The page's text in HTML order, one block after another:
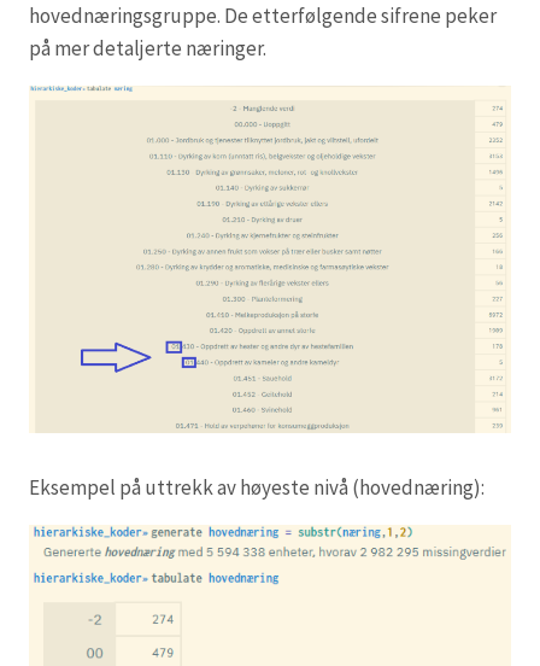
hovednæringsgruppe. De etterfølgende sifrene peker
på mer detaljerte næringer.
Eksempel på uttrekk av høyeste nivå (hovednæring):